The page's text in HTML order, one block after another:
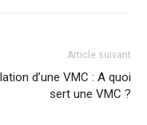
Article suivant
d’une VMC : A quoi
sert une VMC ?